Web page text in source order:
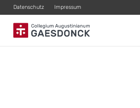
Datenschutz Impressum